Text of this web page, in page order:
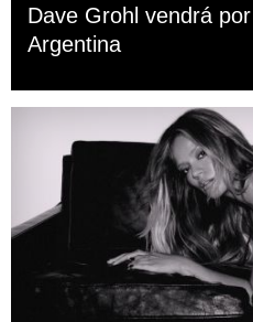
Dave Grohl vendrá
Argentina